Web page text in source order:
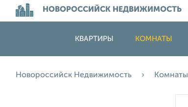
НОВОРОССИЙСК НЕДВИЖИМОСТЬ
КВАРТИРЫ КОМНАТЫ
Новороссийск Недвижимость Комнаты